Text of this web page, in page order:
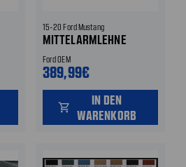
15-20 Ford Mustang
MITTELARMLEHNE
Ford OEM
389,99€
shopping_cart
IN DEN
WARENKORB